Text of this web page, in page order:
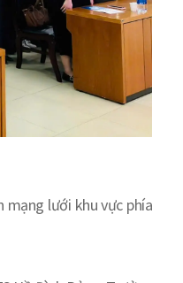
mạng lưới khu vực phía